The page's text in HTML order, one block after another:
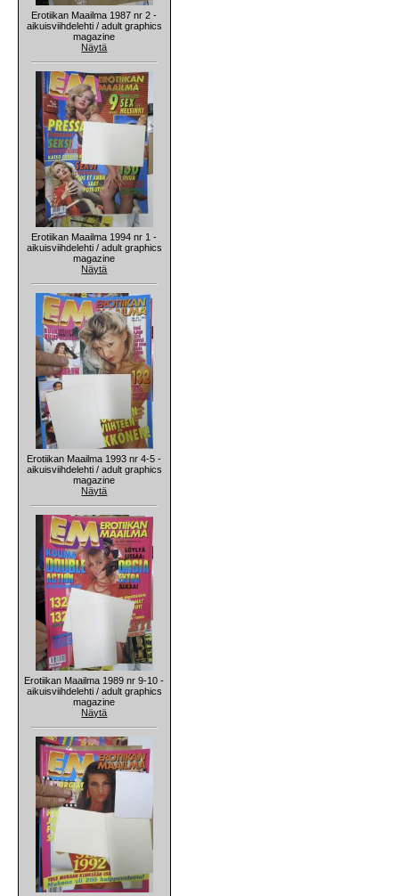
Erotiikan Maailma 1987 nr 2 -
aikuisviihdelehti / adult graphics
magazine
Näytä
Erotiikan Maailma 1994 nr 1 -
aikuisviihdelehti / adult graphics
magazine
Näytä
Erotiikan Maailma 1993 nr 4-5 -
aikuisviihdelehti / adult graphics
magazine
Näytä
Erotiikan Maailma 1989 nr 9-10 -
aikuisviihdelehti / adult graphics
magazine
Näytä